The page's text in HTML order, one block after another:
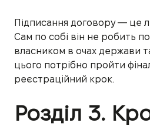
Підписання договору — це
Сам по собі він не робить
власником в очах держави
цього потрібно пройти
реєстраційний крок.
Розділ 3.